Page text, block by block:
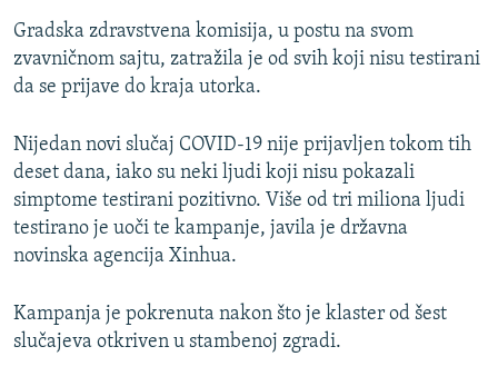
TRI DECENIJE OD RATA U BIH
SVE KARTE DEJTONA
Gradska zdravstvena komisija, u postu na svom
zvavničnom sajtu, zatražila je od svih koji nisu testirani
da se prijave do kraja utorka.
Nijedan novi slučaj COVID-19 nije prijavljen tokom tih
deset dana, iako su neki ljudi koji nisu pokazali
simptome testirani pozitivno. Više od tri miliona ljudi
testirano je uoči te kampanje, javila je državna
novinska agencija Xinhua.
Kampanja je pokrenuta nakon što je klaster od šest
slučajeva otkriven u stambenoj zgradi.